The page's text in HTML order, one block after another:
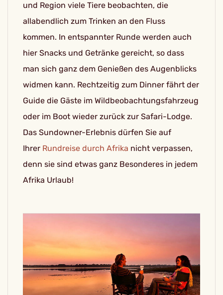
und Region viele Tiere beobachten, die
allabendlich zum Trinken an den Fluss
kommen. In entspannter Runde werden auch
hier Snacks und Getränke gereicht, so dass
man sich ganz dem Genießen des Augenblicks
widmen kann. Rechtzeitig zum Dinner fährt der
Guide die Gäste im Wildbeobachtungsfahrzeug
oder im Boot wieder zurück zur Safari-Lodge.
Das Sundowner-Erlebnis dürfen Sie auf
Ihrer Rundreise durch Afrika nicht verpassen,
denn sie sind etwas ganz Besonderes in jedem
Afrika Urlaub!